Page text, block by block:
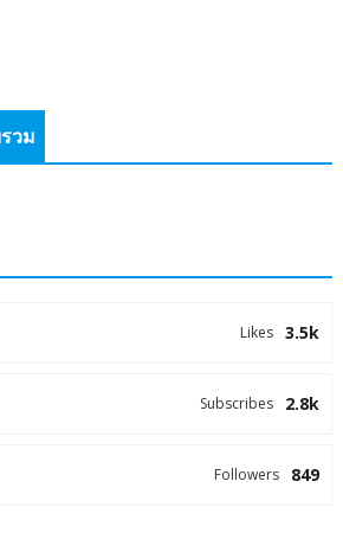
วม
3.5k
Likes
2.8k
Subscribes
849
Followers